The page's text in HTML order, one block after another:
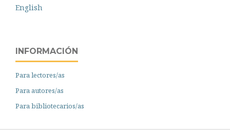
English
INFORMACIÓN
Para lectores/as
Para autores/as
Para bibliotecarios/as